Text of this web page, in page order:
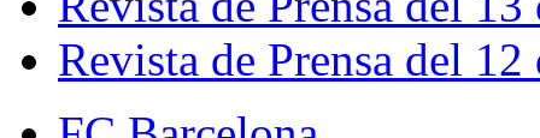
Revista de Prensa del